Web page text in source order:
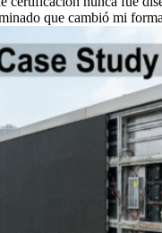
que cambió mi